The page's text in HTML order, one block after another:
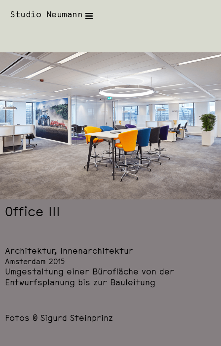
Studio Neumann
Office III
Architektur, Innenarchitektur
Amsterdam 2015
Umgestaltung einer Bürofläche von der
Entwurfsplanung bis zur Bauleitung
Fotos © Sigurd Steinprinz